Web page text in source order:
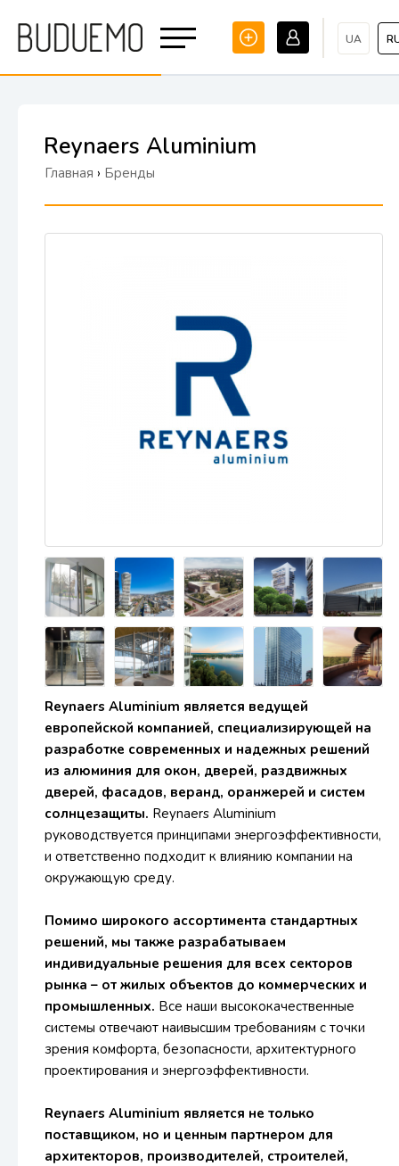
UA
Reynaers Aluminium
Главная › Бренды
Reynaers Aluminium является ведущей
европейской компанией, специализирующей на
разработке современных и надежных решений
из алюминия для окон, дверей, раздвижных
дверей, фасадов, веранд, оранжерей и систем
солнцезащиты. Reynaers Aluminium
руководствуется принципами энергоэффективности,
и ответственно подходит к влиянию компании на
окружающую среду.
Помимо широкого ассортимента стандартных
решений, мы также разрабатываем
индивидуальные решения для всех секторов
рынка – от жилых объектов до коммерческих и
промышленных. Все наши высококачественные
системы отвечают наивысшим требованиям с точки
зрения комфорта, безопасности, архитектурного
проектирования и энергоэффективности.
Reynaers Aluminium является не только
поставщиком, но и ценным партнером для
архитекторов, производителей, строителей,